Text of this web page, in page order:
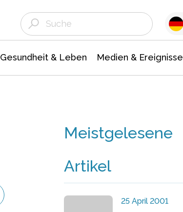
Gesundheit & Leben Medien & Ereignisse
Meistgelesene
Artikel
25 April 2001